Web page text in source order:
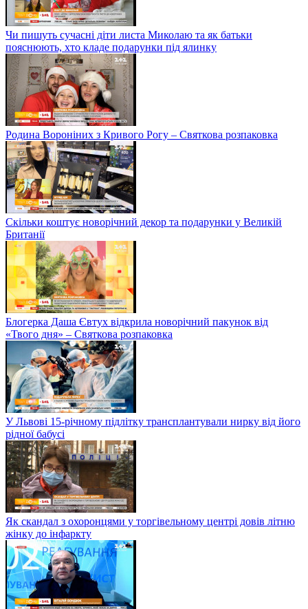
Чи пишуть сучасні діти листа Миколаю та як батьки
пояснюють, хто кладе подарунки під ялинку
Родина Вороніних з Кривого Рогу – Святкова розпаковка
Скільки коштує новорічний декор та подарунки у Великій
Британії
Блогерка Даша Євтух відкрила новорічний пакунок від
«Твого дня» – Святкова розпаковка
У Львові 15-річному підлітку трансплантували нирку від його
рідної бабусі
Як скандал з охоронцями у торгівельному центрі довів літню
жінку до інфаркту